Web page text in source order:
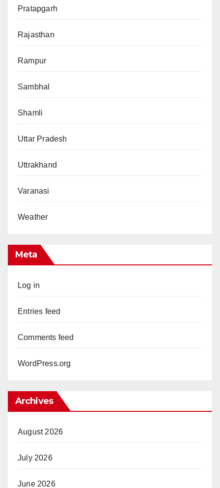
Pratapgarh
Rajasthan
Rampur
Sambhal
Shamli
Uttar Pradesh
Uttrakhand
Varanasi
Weather
Meta
Log in
Entries feed
Comments feed
WordPress.org
Archives
August 2026
July 2026
June 2026